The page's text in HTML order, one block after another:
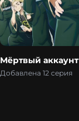
Мёртвый аккаунт
Добавлена 12 серия